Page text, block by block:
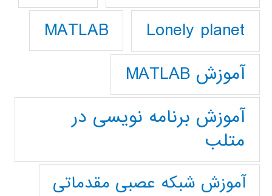
Lonely planet
MATLAB
آموزش MATLAB
آموزش برنامه نویسی در
متلب
آموزش شبکه عصبی مقدماتی